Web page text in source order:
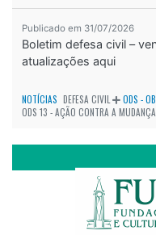
Publicado em 31/07/2026
Boletim defesa civil –
atualizações aqui
NOTÍCIAS DEFESA CIVIL
ODS -
ODS 13 - AÇÃO CONTRA A